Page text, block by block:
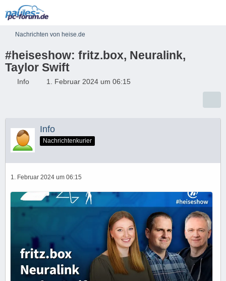
Nachrichten von heise.de
#heiseshow: fritz.box, Neuralink,
Taylor Swift
Info 1. Februar 2024 um 06:15
Info
Nachrichtenkurier
1. Februar 2024 um 06:15